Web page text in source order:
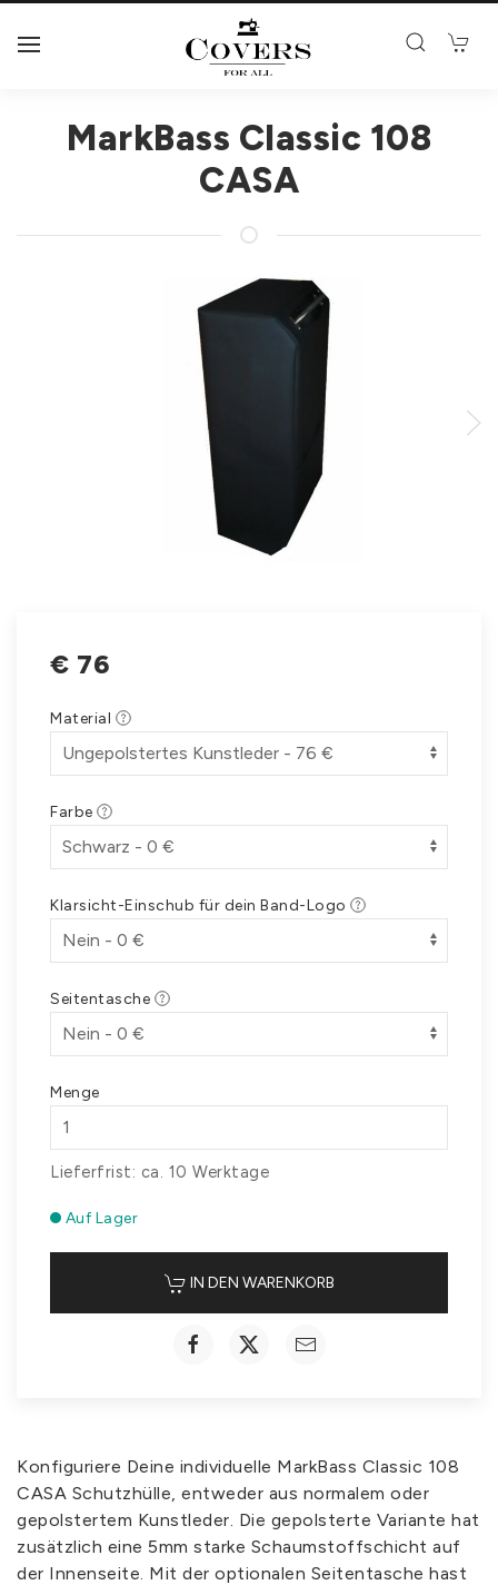
MarkBass Classic 108
CASA
€ 76
Material
Farbe
Klarsicht-Einschub für dein Band-Logo
Seitentasche
Menge
Lieferfrist: ca. 10 Werktage
Auf Lager
IN DEN WARENKORB
Konfiguriere Deine individuelle MarkBass Classic 108
CASA Schutzhülle, entweder aus normalem oder
gepolstertem Kunstleder. Die gepolsterte Variante hat
zusätzlich eine 5mm starke Schaumstoffschicht auf
der Innenseite. Mit der optionalen Seitentasche hast